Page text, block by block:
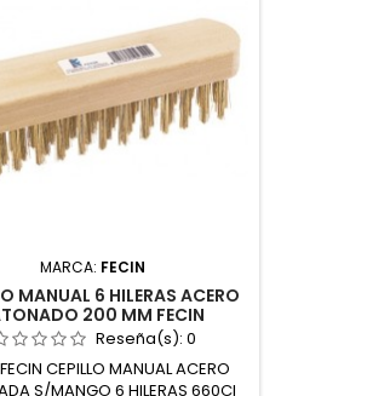
MARCA: FECIN
MANUAL 6 HILERAS ACERO
200 MM FECIN
Reseña(s): 0
CEPILLO MANUAL ACERO
S/MANGO 6 HILERAS 660CI